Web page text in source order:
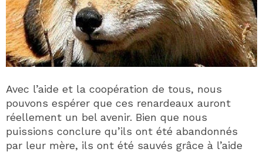
Avec l’aide et la coopération de tous, nous
pouvons espérer que ces renardeaux auront
réellement un bel avenir. Bien que nous
puissions conclure qu’ils ont été abandonnés
par leur mère, ils ont été sauvés grâce à l’aide